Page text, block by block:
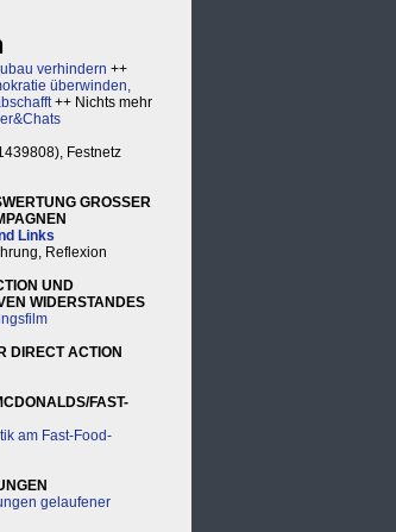
verhindern ++
überwinden,
++ Nichts mehr
Festnetz
GROSSER
Links
Reflexion
UND
WIDERSTANDES
DIRECT ACTION
FAST-
am Fast-Food-
gelaufener